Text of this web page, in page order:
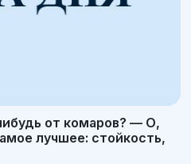
от комаров? — О,
лучшее: стойкость,